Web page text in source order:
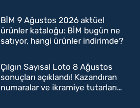
BİM 9 Ağustos 2026 aktüel
ürünler kataloğu: BİM bugün ne
satıyor, hangi ürünler indirimde?
Çılgın Sayısal Loto 8 Ağustos
sonuçları açıklandı! Kazandıran
numaralar ve ikramiye tutarları